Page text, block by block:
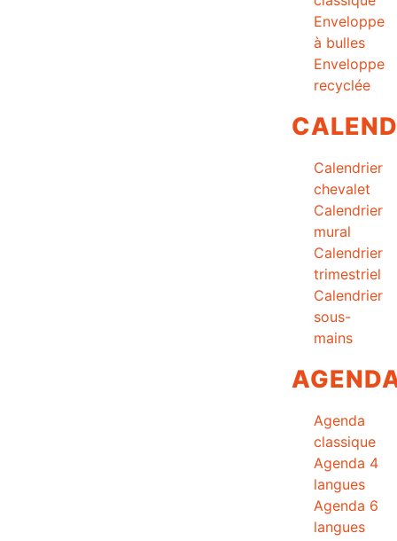
Enveloppe
à bulles
Enveloppe
recyclée
Calendrier
chevalet
Calendrier
mural
Calendrier
trimestriel
Calendrier
sous-
mains
Agenda
classique
Agenda 4
langues
Agenda 6
langues